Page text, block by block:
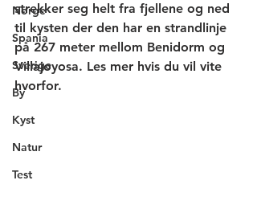
Norge
Spania
Sverige
By
Kyst
Natur
Test
strekker seg helt fra fjellene og ned
til kysten der den har en strandlinje
på 267 meter mellom Benidorm og
Villajoyosa. Les mer hvis du vil vite
hvorfor.